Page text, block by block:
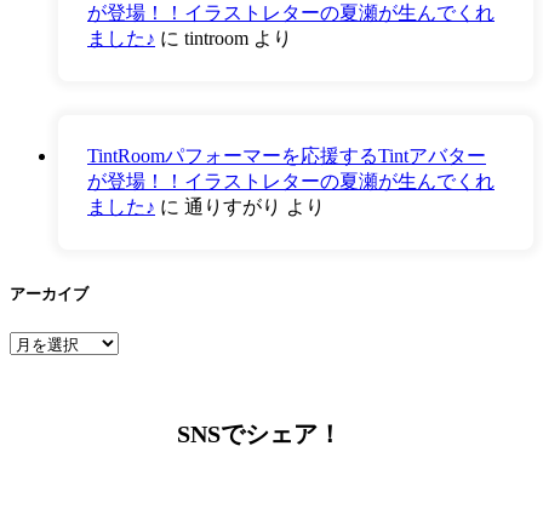
が登場！！イラストレターの夏瀬が生んでくれ
ました♪ に tintroom より
TintRoomパフォーマーを応援するTintアバター
が登場！！イラストレターの夏瀬が生んでくれ
ました♪ に 通りすがり より
アーカイブ
ア
SNSでシェア！